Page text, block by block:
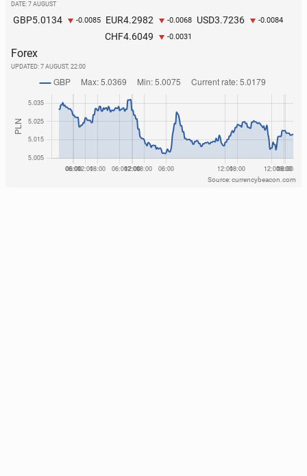
DATE: 7 AUGUST
GBP5.0134 -0.0085 EUR4.2982 -0.0068 USD3.7236 -0.0084
CHF4.6049 -0.0031
Forex
UPDATED: 7 AUGUST, 22:00
Source: currencybeacon.com